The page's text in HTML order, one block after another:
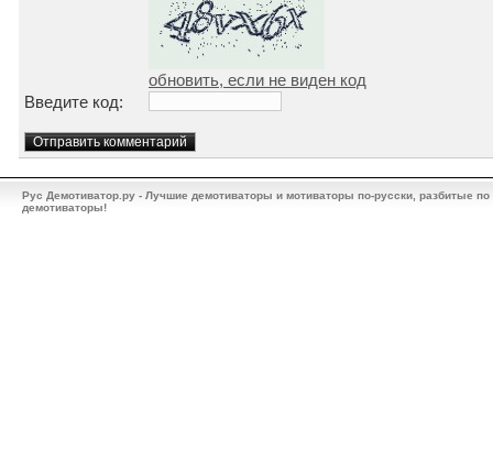
обновить, если не виден код
Введите код:
Рус Демотиватор.ру - Лучшие демотиваторы и мотиваторы по-русски, разбитые
демотиваторы!